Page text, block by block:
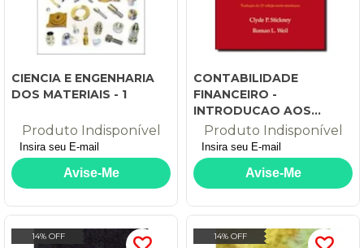
CIENCIA E ENGENHARIA
DOS MATERIAIS - 1
Produto Indisponível
CONTABILIDADE
FINANCEIRO -
INTRODUCAO AOS
CONCEITOS, METODOS E
APLICACOES - 1
Produto Indisponível
14% OFF 14% OFF